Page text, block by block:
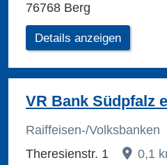
76768 Berg
Details anzeigen
VR Bank Südpfalz
Raiffeisen-/Volksbanken
Theresienstr. 1
0,1